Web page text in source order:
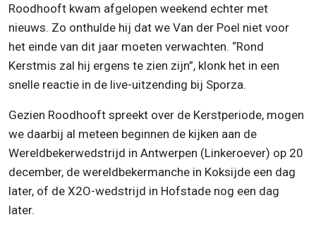
Roodhooft kwam afgelopen weekend echter met
nieuws. Zo onthulde hij dat we Van der Poel niet voor
het einde van dit jaar moeten verwachten. “Rond
Kerstmis zal hij ergens te zien zijn”, klonk het in een
snelle reactie in de live-uitzending bij Sporza.
Gezien Roodhooft spreekt over de Kerstperiode, mogen
we daarbij al meteen beginnen de kijken aan de
Wereldbekerwedstrijd in Antwerpen (Linkeroever) op 20
december, de wereldbekermanche in Koksijde een dag
later, of de X2O-wedstrijd in Hofstade nog een dag
later.